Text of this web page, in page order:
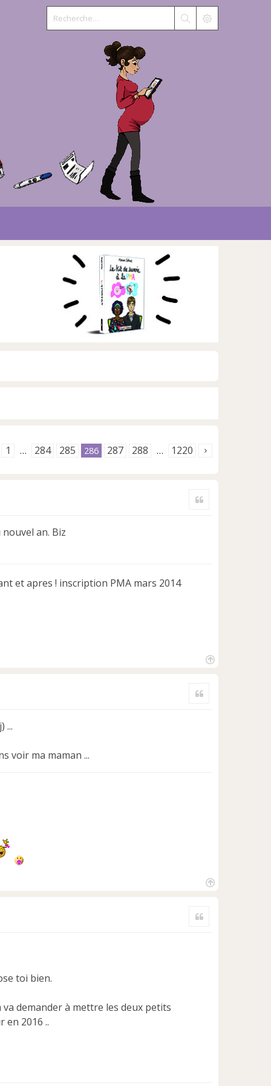
1 … 284 285 286 287 288 … 1220
an. Biz
et apres ! inscription PMA mars 2014
...
voir ma maman ...
toi bien.
demander à mettre les deux petits
2016 ..